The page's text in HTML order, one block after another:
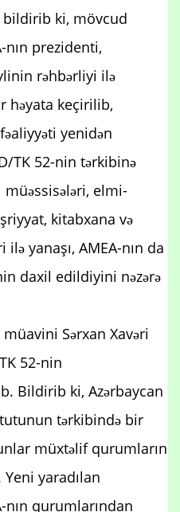
bildirib ki, mövcud
nın prezidenti,
rəhbərliyi ilə
həyata keçirilib,
yenidən
TK 52-nin tərkibinə
elmi-
kitabxana və
yanaşı, AMEA-nın da
daxil edildiyini nəzərə
Sərxan Xavəri
52-nin
Bildirib ki, Azərbaycan
tərkibində bir
müxtəlif qurumların
yaradılan
nın qurumlarından